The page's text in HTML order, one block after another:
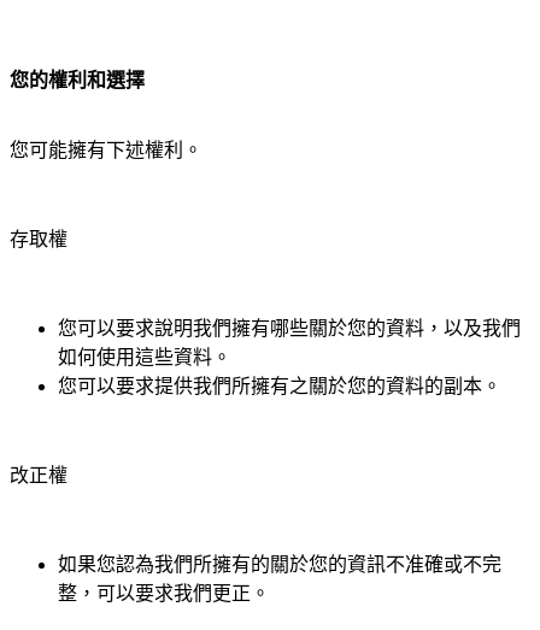
您的權利和選擇
您可能擁有下述權利。
存取權
您可以要求說明我們擁有哪些關於您的資料，以及我們
如何使用這些資料。
您可以要求提供我們所擁有之關於您的資料的副本。
改正權
如果您認為我們所擁有的關於您的資訊不准確或不完
整，可以要求我們更正。